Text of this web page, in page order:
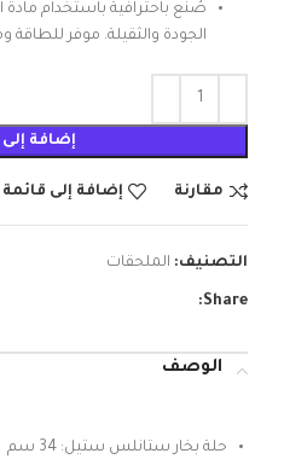
الجودة والثقيلة. موفر
إضافة
مقارنة إضافة إلى قائمة
التصنيف: الملحقات
Share:
الوصف
حلة بخار ستانلس ستيل: 34 سم